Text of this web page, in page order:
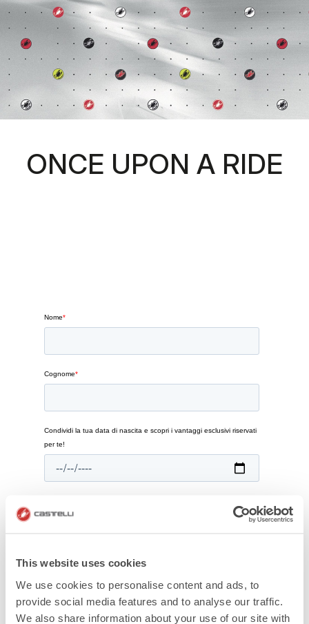
This website uses cookies
We use cookies to personalise content and ads, to
provide social media features and to analyse our traffic.
We also share information about your use of our site with
ONCE UPON A RIDE